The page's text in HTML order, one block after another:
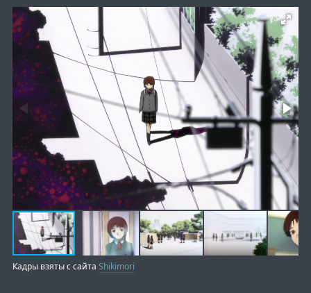
Кадры взяты с сайта Shikimori